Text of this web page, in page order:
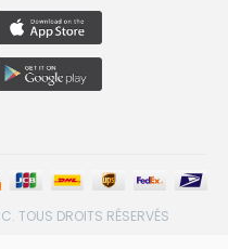
TOUS DROITS RÉSERVÉS